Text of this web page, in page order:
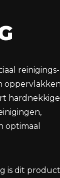
oppervlakken
hardnekkige
optimaal
is dit product